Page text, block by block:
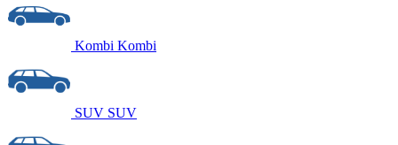
Kombi Kombi
SUV SUV